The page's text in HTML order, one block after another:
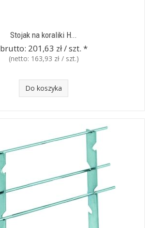
Stojak na koraliki H...
brutto: 201,63 zł / szt. *
(netto: 163,93 zł / szt.)
Do koszyka